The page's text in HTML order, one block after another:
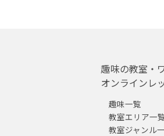
趣味の教室・
オンラインレ
趣味一覧
教室エリア一
教室ジャンル